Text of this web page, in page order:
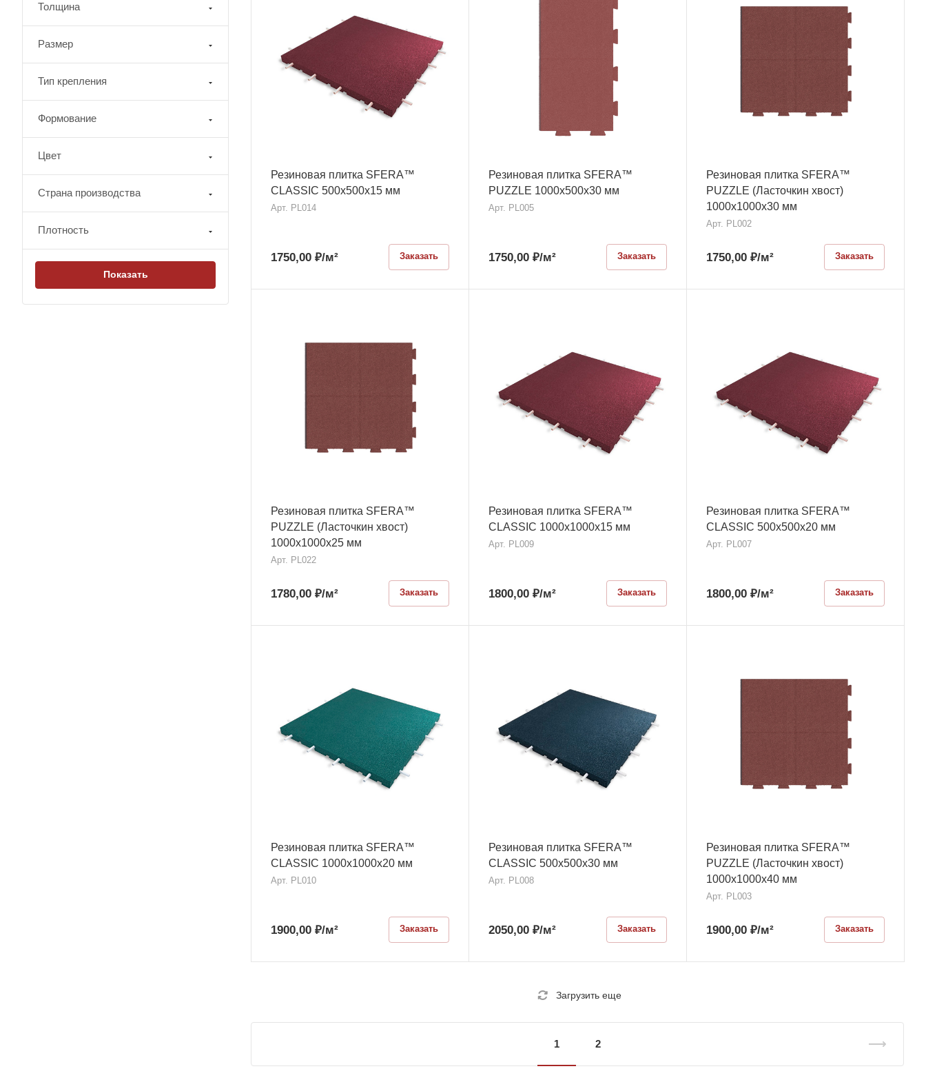
Резиновая плитка SFERA™
CLASSIC 500х500x15 мм
Арт. PL014
1750,00 ₽/м² Заказать
Резиновая плитка SFERA™
PUZZLE 1000х500x30 мм
Арт. PL005
1750,00 ₽/м² Заказать
Резиновая плитка SFERA™
PUZZLE (Ласточкин хвост)
1000х1000x30 мм
Арт. PL002
1750,00 ₽/м² Заказать
Резиновая плитка SFERA™
PUZZLE (Ласточкин хвост)
1000х1000x25 мм
Арт. PL022
1780,00 ₽/м² Заказать
Резиновая плитка SFERA™
CLASSIC 1000х1000x15 мм
Арт. PL009
1800,00 ₽/м² Заказать
Резиновая плитка SFERA™
CLASSIC 500х500x20 мм
Арт. PL007
1800,00 ₽/м² Заказать
Резиновая плитка SFERA™
CLASSIC 1000х1000x20 мм
Арт. PL010
1900,00 ₽/м² Заказать
Резиновая плитка SFERA™
CLASSIC 500х500x30 мм
Арт. PL008
2050,00 ₽/м² Заказать
Резиновая плитка SFERA™
PUZZLE (Ласточкин хвост)
1000х1000x40 мм
Арт. PL003
1900,00 ₽/м² Заказать
Загрузить еще
1 2
Толщина
Размер
Тип крепления
Формование
Цвет
Страна производства
Плотность